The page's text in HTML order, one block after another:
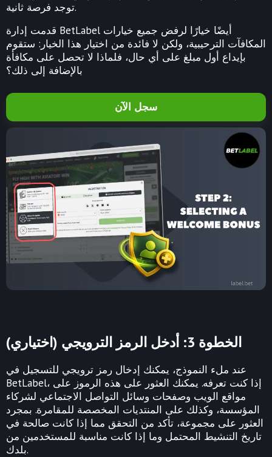
توجد فرصة ثانية.
قدمت إدارة BetLabel أيضًا خيارًا لرفض جميع خيارات
المكافآت الترحيبية، ولكن لا فائدة من اختيار هذا الخيار: ستقوم
بإيداع أول مبلغ على أي حال، فلماذا لا تحصل على مكافأة
بالإضافة إلى ذلك؟
سجل الآن
الخطوة 3: أدخل الرمز الترويجي (اختياري)
عند ملء النموذج، يمكنك إدخال رمز ترويجي للتسجيل في
BetLabel، إذا كنت تعرفه. يمكنك العثور على هذه الرموز على
مواقع الويب وصفحات وسائل التواصل الاجتماعي لشركاء
المؤسسة، وكذلك على المنتديات المخصصة للمقامرة. بمجرد
العثور على مجموعة، تأكد من التحقق مما إذا كانت صالحة في
تاريخ التنشيط المحتمل وما إذا كانت مناسبة للمستخدمين من
بلدك.